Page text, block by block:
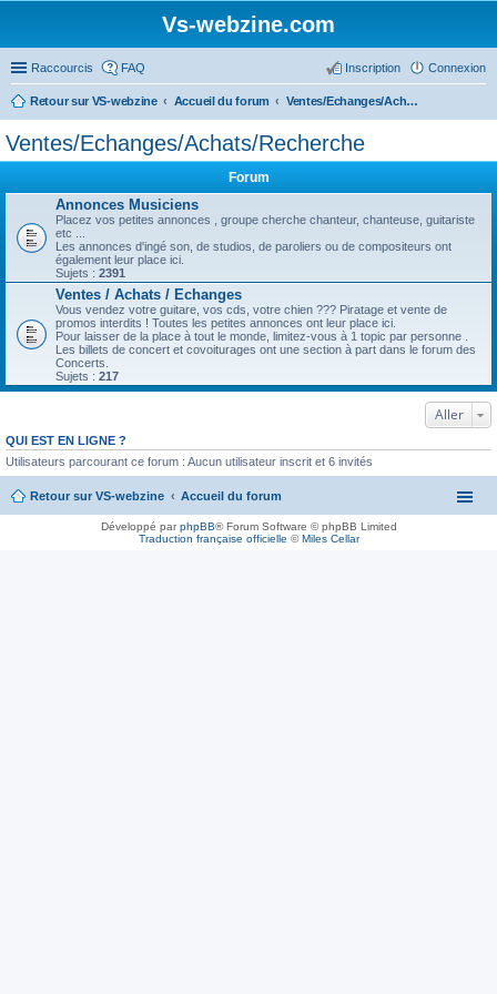
Vs-webzine.com
Raccourcis FAQ Connexion
Inscription
Retour sur VS-webzine Accueil du forum Ventes/Echanges/Achats/Recherche
Ventes/Echanges/Achats/Recherche
Forum
Annonces Musiciens
Placez vos petites annonces , groupe cherche chanteur, chanteuse, guitariste
etc ...
Les annonces d'ingé son, de studios, de paroliers ou de compositeurs ont
également leur place ici.
Sujets : 2391
Ventes / Achats / Echanges
Vous vendez votre guitare, vos cds, votre chien ??? Piratage et vente de
promos interdits ! Toutes les petites annonces ont leur place ici.
Pour laisser de la place à tout le monde, limitez-vous à 1 topic par personne .
Les billets de concert et covoiturages ont une section à part dans le forum des
Concerts.
Sujets : 217
Aller
QUI EST EN LIGNE ?
Utilisateurs parcourant ce forum : Aucun utilisateur inscrit et 6 invités
Retour sur VS-webzine Accueil du forum
Développé parphpBB® Forum Software © phpBB Limited
Traduction française officielle ©Miles Cellar